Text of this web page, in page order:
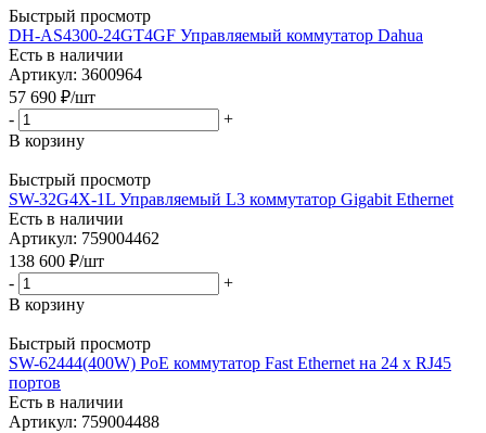
Быстрый просмотр
DH-AS4300-24GT4GF Управляемый коммутатор Dahua
Есть в наличии
Артикул: 3600964
57 690 ₽/шт
-
+
В корзину
Быстрый просмотр
SW-32G4X-1L Управляемый L3 коммутатор Gigabit Ethernet
Есть в наличии
Артикул: 759004462
138 600 ₽/шт
-
+
В корзину
Быстрый просмотр
SW-62444(400W) PoE коммутатор Fast Ethernet на 24 x RJ45
портов
Есть в наличии
Артикул: 759004488